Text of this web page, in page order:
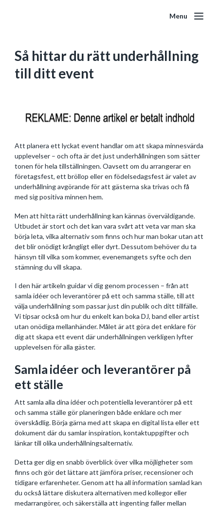
Menu
Så hittar du rätt underhållning
till ditt event
Att planera ett lyckat event handlar om att skapa minnesvärda
upplevelser – och ofta är det just underhållningen som sätter
tonen för hela tillställningen. Oavsett om du arrangerar en
företagsfest, ett bröllop eller en födelsedagsfest är valet av
underhållning avgörande för att gästerna ska trivas och få
med sig positiva minnen hem.
Men att hitta rätt underhållning kan kännas överväldigande.
Utbudet är stort och det kan vara svårt att veta var man ska
börja leta, vilka alternativ som finns och hur man bokar utan att
det blir onödigt krångligt eller dyrt. Dessutom behöver du ta
hänsyn till vilka som kommer, evenemangets syfte och den
stämning du vill skapa.
I den här artikeln guidar vi dig genom processen – från att
samla idéer och leverantörer på ett och samma ställe, till att
välja underhållning som passar just din publik och ditt tillfälle.
Vi tipsar också om hur du enkelt kan boka DJ, band eller artist
utan onödiga mellanhänder. Målet är att göra det enklare för
dig att skapa ett event där underhållningen verkligen lyfter
upplevelsen för alla gäster.
Samla idéer och leverantörer på
ett ställe
Att samla alla dina idéer och potentiella leverantörer på ett
och samma ställe gör planeringen både enklare och mer
överskådlig. Börja gärna med att skapa en digital lista eller ett
dokument där du samlar inspiration, kontaktuppgifter och
länkar till olika underhållningsalternativ.
Detta ger dig en snabb överblick över vilka möjligheter som
finns och gör det lättare att jämföra priser, recensioner och
tidigare erfarenheter. Genom att ha all information samlad kan
du också lättare diskutera alternativen med kollegor eller
medarrangörer, och säkerställa att ingenting faller mellan